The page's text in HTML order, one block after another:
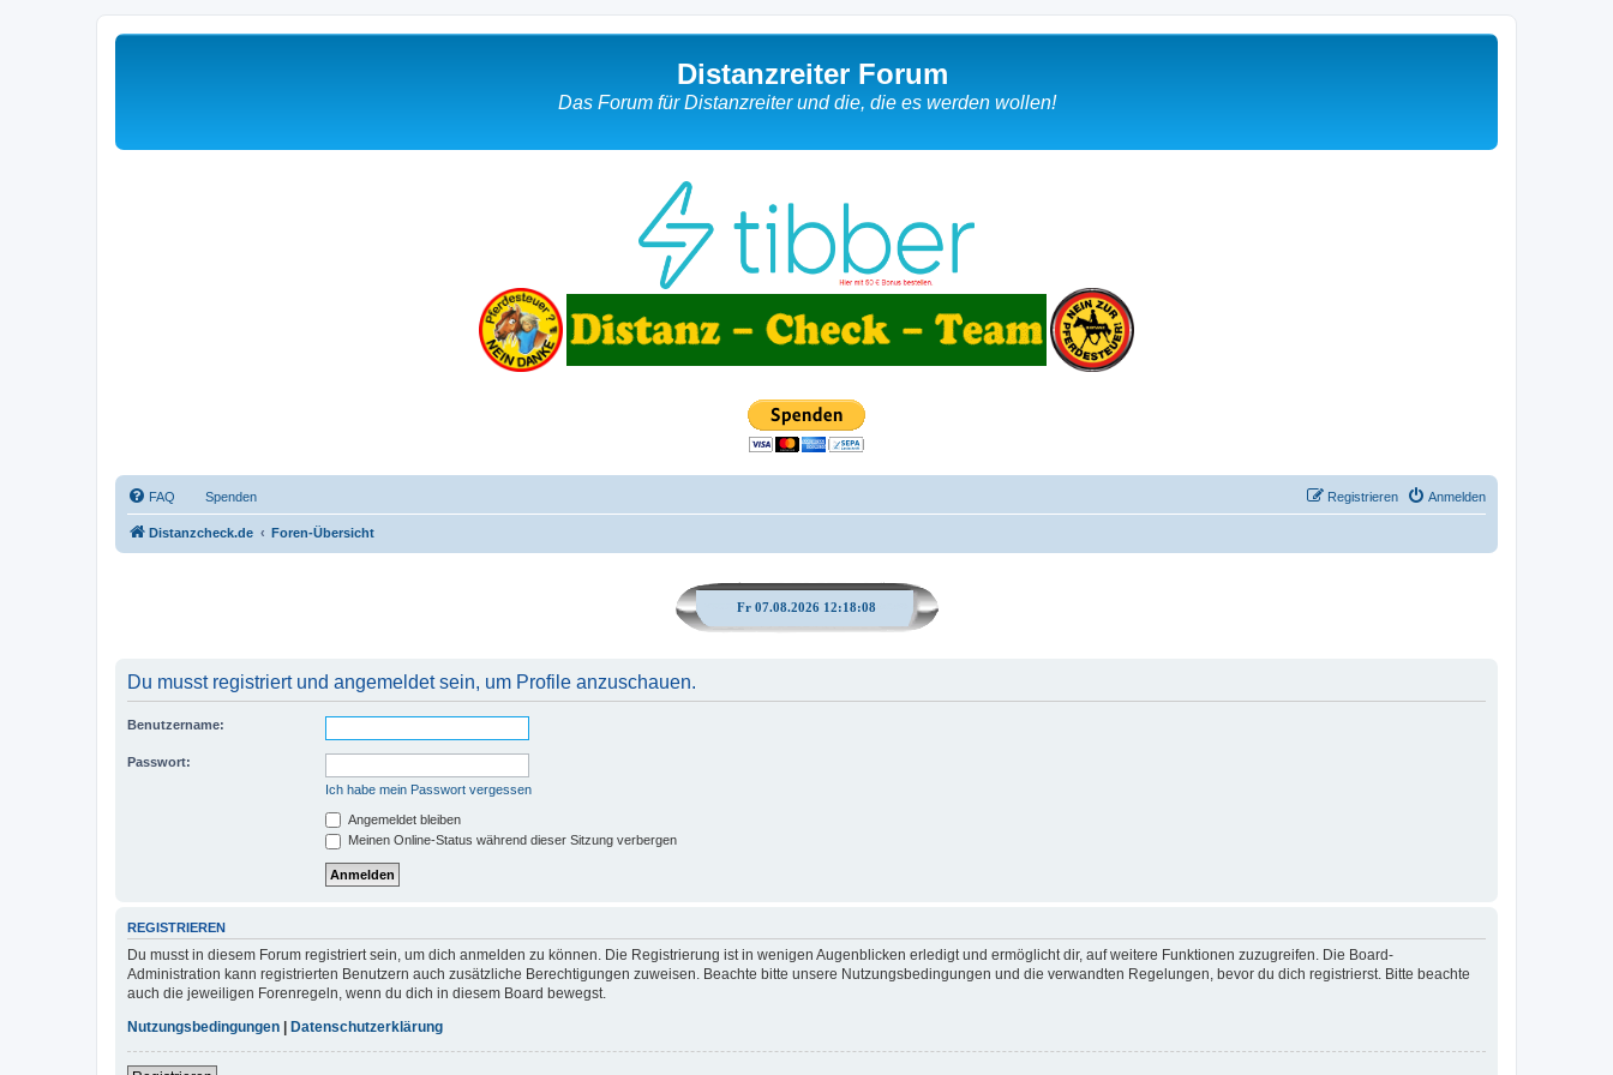
Distanzreiter Forum
Das Forum für Distanzreiter und die, die es werden wollen!
FAQ Spenden Anmelden
Registrieren
Distanzcheck.de Foren-Übersicht
Fr 07.08.2026 12:18:09
Du musst registriert und angemeldet sein, um Profile anzuschauen.
Benutzername:
Passwort:
Ich habe mein Passwort vergessen
Angemeldet bleiben
Meinen Online-Status während dieser Sitzung verbergen
REGISTRIEREN
Du musst in diesem Forum registriert sein, um dich anmelden zu können. Die Registrierung ist in wenigen Augenblicken erledigt und ermöglicht dir, auf weitere Funktionen zuzugreifen. Die Board-
Administration kann registrierten Benutzern auch zusätzliche Berechtigungen zuweisen. Beachte bitte unsere Nutzungsbedingungen und die verwandten Regelungen, bevor du dich registrierst. Bitte beachte
auch die jeweiligen Forenregeln, wenn du dich in diesem Board bewegst.
Nutzungsbedingungen
Datenschutzerklärung